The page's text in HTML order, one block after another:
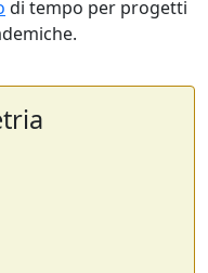
di tempo per progetti